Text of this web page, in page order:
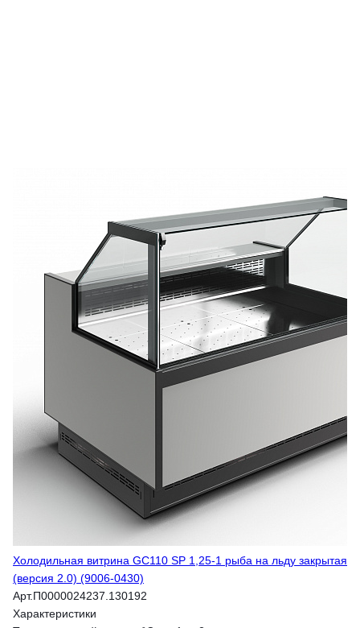
Холодильная витрина GC110 SP 1,25-1 рыба на льду закрытая
(версия 2.0) (9006-0430)
Арт.П0000024237.130192
Характеристики